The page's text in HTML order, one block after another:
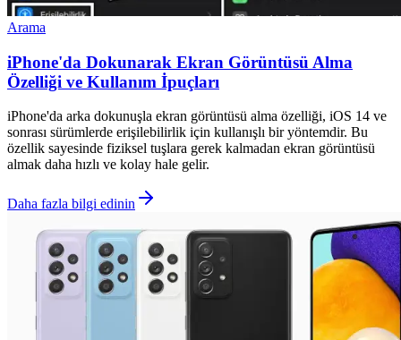
Arama
iPhone'da Dokunarak Ekran Görüntüsü Alma
Özelliği ve Kullanım İpuçları
iPhone'da arka dokunuşla ekran görüntüsü alma özelliği, iOS 14 ve
sonrası sürümlerde erişilebilirlik için kullanışlı bir yöntemdir. Bu
özellik sayesinde fiziksel tuşlara gerek kalmadan ekran görüntüsü
almak daha hızlı ve kolay hale gelir.
Daha fazla bilgi edinin